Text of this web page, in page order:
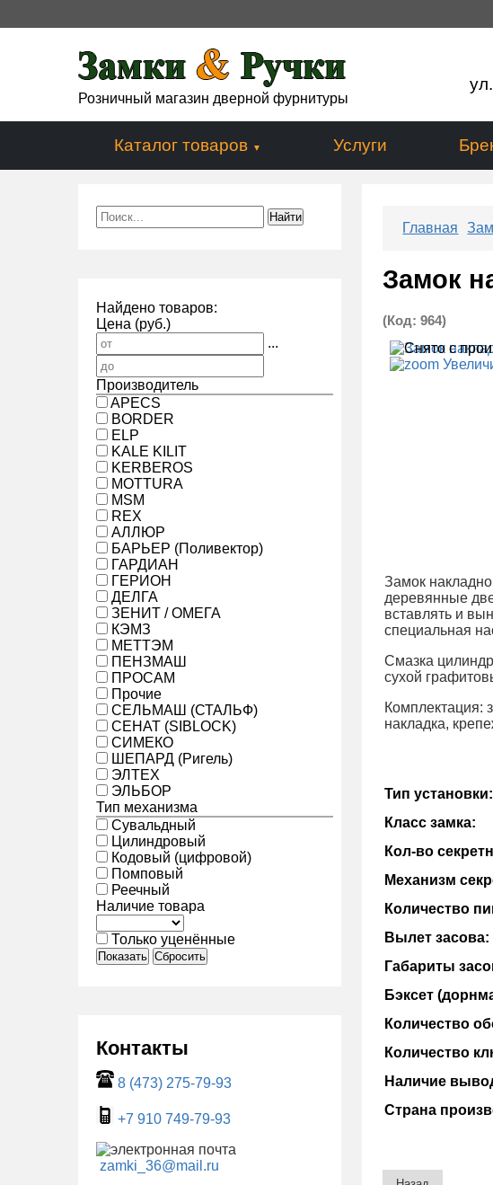
Розничный магазин дверной фурнитуры
Каталог товаров Услуги
Найдено товаров:
Цена (руб.)
...
Производитель
APECS
BORDER
ELP
KALE KILIT
KERBEROS
MOTTURA
MSM
REX
АЛЛЮР
БАРЬЕР (Поливектор)
ГАРДИАН
ГЕРИОН
ДЕЛГА
ЗЕНИТ / ОМЕГА
КЭМЗ
МЕТТЭМ
ПЕНЗМАШ
ПРОСАМ
Прочие
СЕЛЬМАШ (СТАЛЬФ)
СЕНАТ (SIBLOCK)
СИМЕКО
ШЕПАРД (Ригель)
ЭЛТЕХ
ЭЛЬБОР
Тип механизма
Сувальдный
Цилиндровый
Кодовый (цифровой)
Помповый
Реечный
Наличие товара
Только уценённые
Показать Сбросить
Контакты
8 (473) 275-79-93
+7 910 749-79-93
zamki_36@mail.ru
Главная
Замок
(Код:964)
Замок
деревянные
вставлять и
специальная
Смазка
сухой
Комплектация:
накладка,
Тип установки:
Класс замка:
Кол-во
Механизм
Количество
Вылет засова:
Габариты
Бэксет
Количество
Количество
Наличие
Страна